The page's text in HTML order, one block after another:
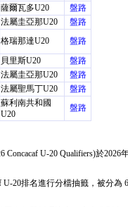
薩爾瓦多U20
盤路
法屬圭亞那U20
盤路
格瑞那達U20
盤路
貝里斯U20
盤路
法屬圭亞那U20
盤路
法屬聖馬丁U20
盤路
蘇利南共和國
U20
盤路
U-20 Qualifiers)於
U-20排名進行分檔抽籤，被分